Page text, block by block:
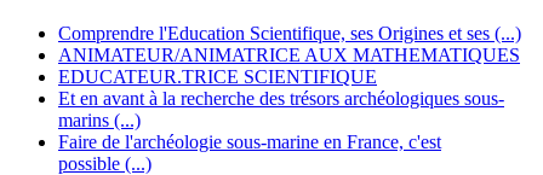
Comprendre l'Education Scientifique, ses Origines et ses (...)
ANIMATEUR/ANIMATRICE AUX MATHEMATIQUES
EDUCATEUR.TRICE SCIENTIFIQUE
Et en avant à la recherche des trésors archéologiques sous-
marins (...)
Faire de l'archéologie sous-marine en France, c'est
possible (...)